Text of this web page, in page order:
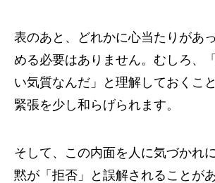
表のあと、どれかに心当たりがあ
める必要はありません。むしろ、
い気質なんだ」と理解しておくこ
緊張を少し和らげられます。
そして、この内面を人に気づかれ
黙が「拒否」と誤解されることが